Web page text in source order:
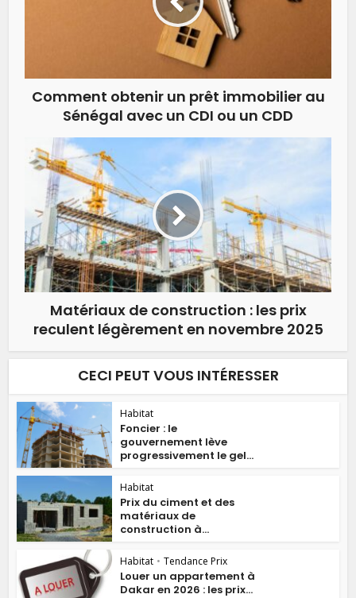
Comment obtenir un prêt immobilier au
Sénégal avec un CDI ou un CDD
Matériaux de construction : les prix
reculent légèrement en novembre 2025
CECI PEUT VOUS INTÉRESSER
Habitat
Foncier : le
gouvernement lève
progressivement le gel...
Habitat
Prix du ciment et des
matériaux de
construction à...
Habitat • Tendance Prix
Louer un appartement à
Dakar en 2026 : les prix...